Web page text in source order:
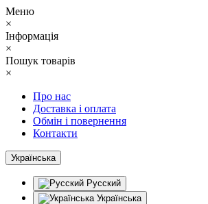
Меню
×
Інформація
×
Пошук товарів
×
Про нас
Доставка і оплата
Обмін і повернення
Контакти
Українська
Русский
Українська